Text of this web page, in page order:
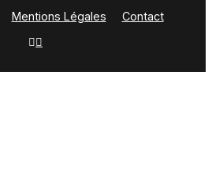
Mentions Légales Contact